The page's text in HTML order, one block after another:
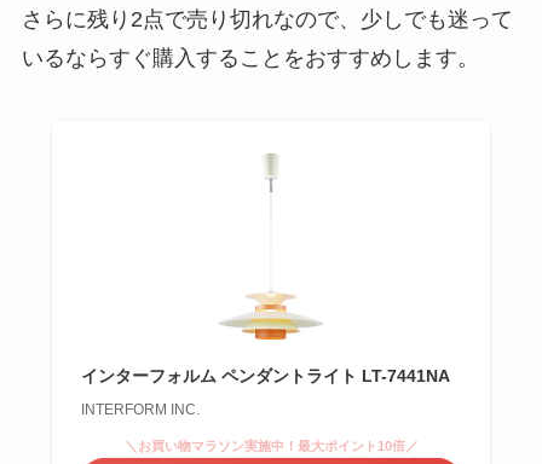
さらに残り2点で売り切れなので、少しでも迷って
いるならすぐ購入することをおすすめします。
インターフォルム ペンダントライト LT-7441NA
INTERFORM INC.
＼お買い物マラソン実施中！最大ポイント10倍／